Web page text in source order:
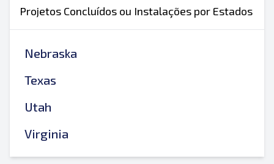
Projetos Concluídos ou Instalações por Estados
Nebraska
Texas
Utah
Virginia